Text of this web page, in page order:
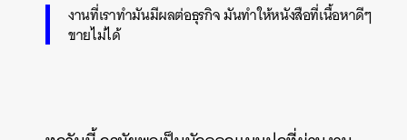
งานที่เราทำมันมีผลต่อธุรกิจ มันทำให้หนังสือที่เนื้อหาดีๆ
ขายไม่ได้